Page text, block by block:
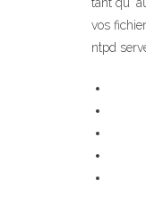
vos
ntpd